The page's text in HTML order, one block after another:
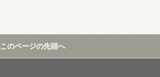
このページの先頭へ